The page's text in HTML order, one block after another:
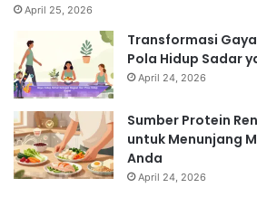
April 25, 2026
Transformasi
Pola Hidup Sadar
April 24, 2026
Sumber Protein
untuk Menunjang
Anda
April 24, 2026